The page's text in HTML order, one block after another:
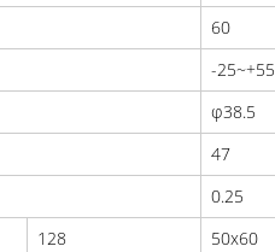
60
-25~+55
φ38.5
47
0.25
128 50x60